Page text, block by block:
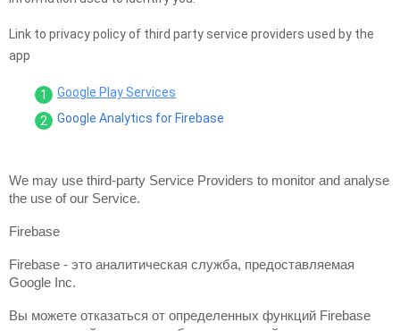
Link to privacy policy of third party service providers used by the
app
Google Play Services
Google Analytics for Firebase
We may use third-party Service Providers to monitor and analyse
the use of our Service.
Firebase
Firebase - это аналитическая служба, предоставляемая
Google Inc.
Вы можете отказаться от определенных функций Firebase